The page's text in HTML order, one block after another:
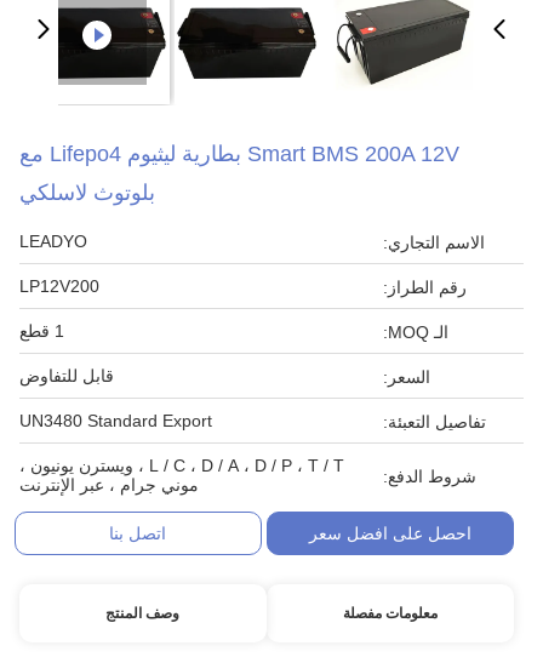
Smart BMS 200A 12V بطارية ليثيوم Lifepo4 مع
بلوتوث لاسلكي
الاسم التجاري: LEADYO
رقم الطراز: LP12V200
الـ MOQ: 1 قطع
السعر: قابل للتفاوض
تفاصيل التعبئة: UN3480 Standard Export
شروط الدفع:
L / C ، D / A ، D / P ، T / T ، ويسترن يونيون ،
موني جرام ، عبر الإنترنت
احصل على افضل سعر اتصل بنا
معلومات مفصلة وصف المنتج